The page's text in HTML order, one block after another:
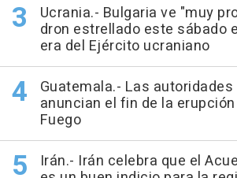
Ucrania.- Bulgaria ve "muy
dron estrellado este sábado
era del Ejército ucraniano
Guatemala.- Las
anuncian el fin de la
Fuego
Irán.- Irán celebra que el